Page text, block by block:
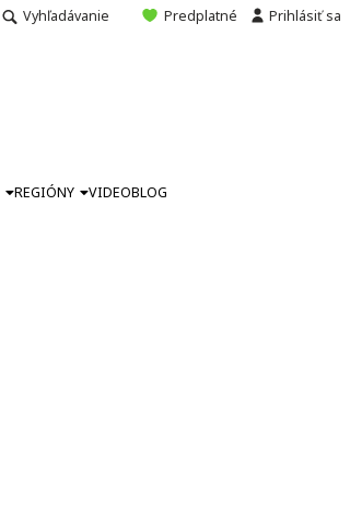
Vyhľadávanie Predplatné Prihlásiť sa
REGIÓNY VIDEOBLOG